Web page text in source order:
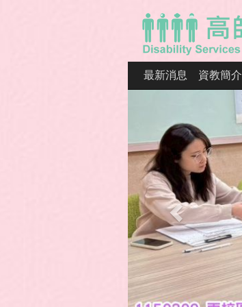
最新消息 資教簡介